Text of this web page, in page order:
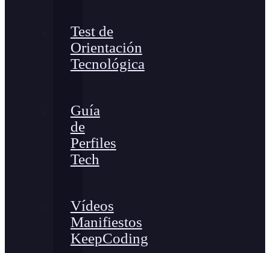
Test de
Orientación
Tecnológica
Guía
de
Perfiles
Tech
Vídeos
Manifiestos
KeepCoding